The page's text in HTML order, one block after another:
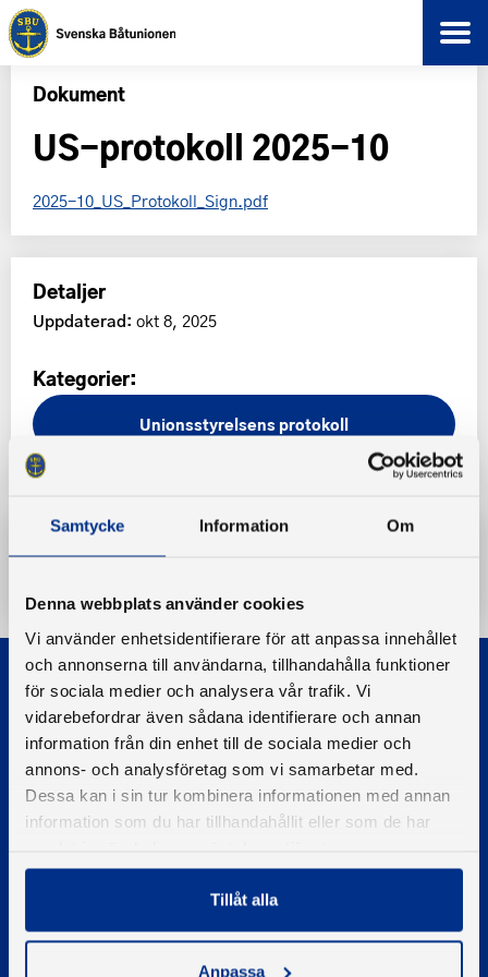
Samtycke Information Om
Denna webbplats använder cookies
Vi använder enhetsidentifierare för att anpassa innehållet
och annonserna till användarna, tillhandahålla funktioner
för sociala medier och analysera vår trafik. Vi
vidarebefordrar även sådana identifierare och annan
information från din enhet till de sociala medier och
annons- och analysföretag som vi samarbetar med.
Dessa kan i sin tur kombinera informationen med annan
information som du har tillhandahållit eller som de har
Tillåt alla
Anpassa
Dokument
US-protokoll 2025-10
2025-10_US_Protokoll_Sign.pdf
Detaljer
Uppdaterad: okt 8, 2025
Kategorier:
Unionsstyrelsens protokoll
© 2026 - Svenska Båtunionen
Information om cookies
Telefon